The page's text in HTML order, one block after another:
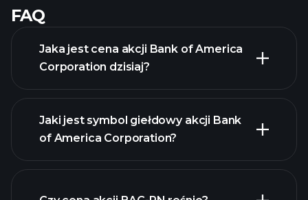
FAQ
Jaka jest cena akcji Bank of America
Corporation dzisiaj?
zaawansowanej
Jaki jest symbol giełdowy akcji Bank
of America Corporation?